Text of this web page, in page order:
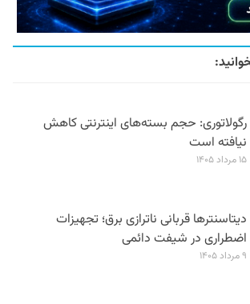
رگولاتوری: حجم بسته‌های اینترنتی کاهش
نیافته است
۱۵ مرداد ۱۴۰۵
دیتاسنترها قربانی ناترازی برق؛ تجهیزات
اضطراری در شیفت دائمی
۹ مرداد ۱۴۰۵